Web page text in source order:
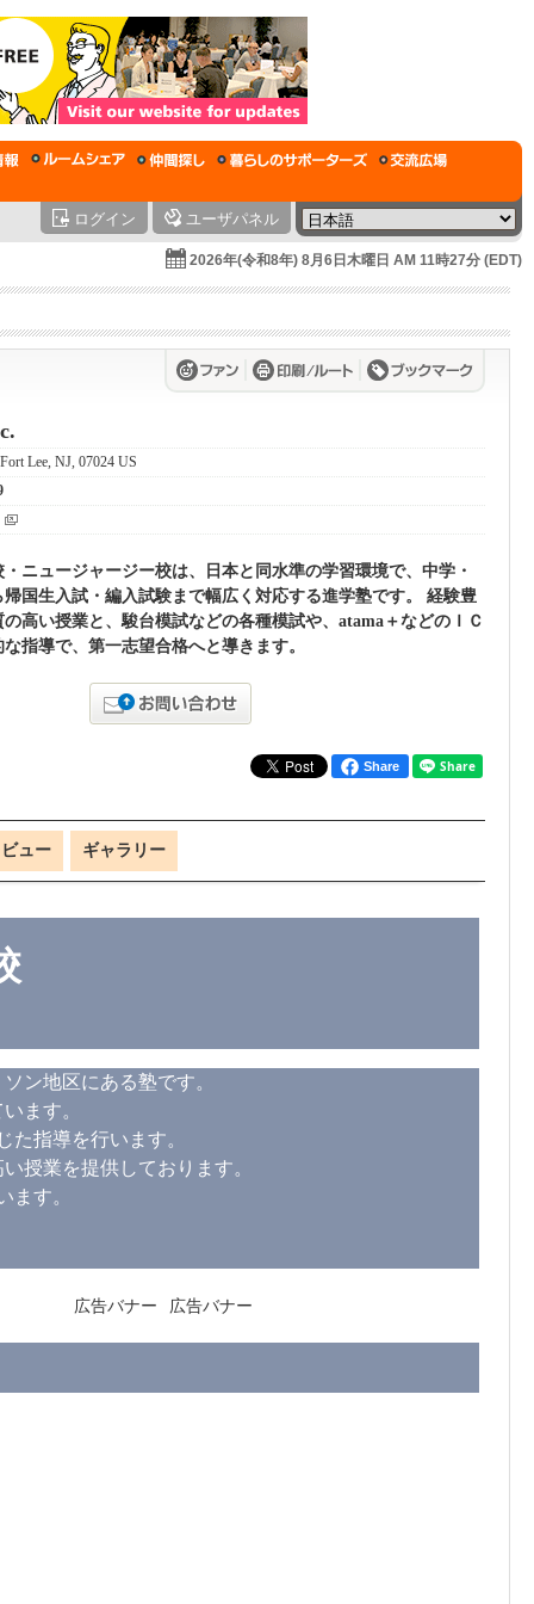
ログイン ユーザパネル
2026年(令和8年) 8月6日木曜日 AM 11時27分 (EDT)
Lee, NJ, 07024 US
ニュージャージー校は、日本と同水準の学習環境で、中学・
国生入試・編入試験まで幅広く対応する進学塾です。 経験豊
高い授業と、駿台模試などの各種模試や、atama＋などのＩＣ
指導で、第一志望合格へと導きます。
Share
ュー ギャラリー
ン地区にある塾です。
ます。
指導を行います。
授業を提供しております。
ます。